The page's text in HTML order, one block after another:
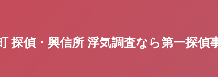
探偵・興信所 浮気調査なら第一探偵